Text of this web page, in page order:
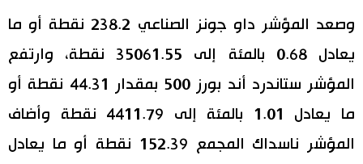
وصعد المؤشر داو جونز الصناعي 238.2 نقطة أو ما
يعادل 0.68 بالمئة إلى 35061.55 نقطة، وارتفع
المؤشر ستاندرد أند بورز 500 بمقدار 44.31 نقطة أو
ما يعادل 1.01 بالمئة إلى 4411.79 نقطة وأضاف
المؤشر ناسداك المجمع 152.39 نقطة أو ما يعادل